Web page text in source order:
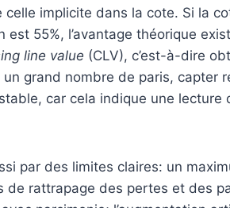
celle implicite dans la cote. Si la
est 55%, l’avantage théorique
line value (CLV), c’est-à-dire
grand nombre de paris, capter
car cela indique une lecture
par des limites claires: un
de rattrapage des pertes et des